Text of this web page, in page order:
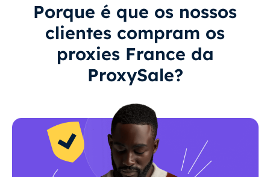
Porque é que os nossos
clientes compram os
proxies France da
ProxySale?